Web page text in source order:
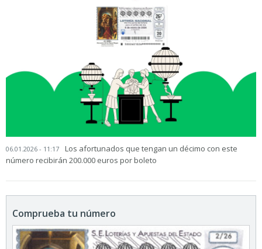
06.01.2026 - 11:17
Los afortunados que tengan un décimo con este
número recibirán 200.000 euros por boleto
Comprueba tu número